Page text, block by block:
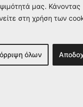
μας. Κάνοντας
στη χρήση των
όλων